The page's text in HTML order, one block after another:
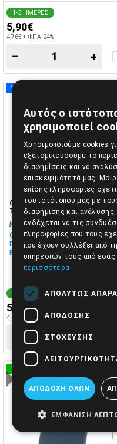
1-3 ΗΜΕΡΕΣ
5,90€
4,76€ + ΦΠΑ 24%
− +
ΝΕΟ
CASE-IPHONE 13 PRO TPU CLEAR
TRANSPARENT HARD 2.0MM
[cod0031100]
ΘΗΚΗ ΔΙΑΦΑΝΗ TPU IPHONE
PRO CLEAR HARD 2.0MM
BLISTER
ΑΜΕΣΑ ΔΙΑΘΕΣΙΜΟ
5,90€
4,76€ + ΦΠΑ 24%
+
ΠΡΟΣΦΟΡΑ
Αυτός ο
χρησιμοποιεί
Χρησιμοποιούμε cookies
εξατομικεύσουμε το
διαφημίσεις και να
επισκεψιμότητά μας.
επίσης πληροφορίες
του ιστότοπού μας με
διαφήμισης και ανάλυσης,
ενδέχεται να τις
πληροφορίες που τους
που έχουν συλλέξει από
υπηρεσιών τους από εσάς.
περισσότερα
ΑΠΟΛΎΤΩΣ
ΑΠΌΔΟΣΗΣ
ΣΤΌΧΕΥΣΗΣ
ΑΠΟΔΟΧΉ ΌΛΩΝ
ΕΜΦΆΝΙΣΗ